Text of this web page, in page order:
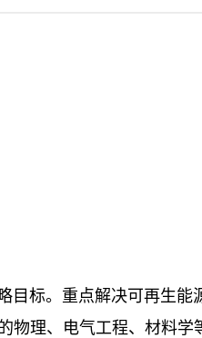
目标。重点解决可再生能
物理、电气工程、材料学